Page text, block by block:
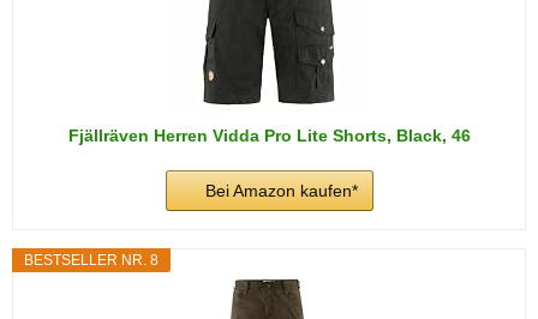
Fjällräven Herren Vidda Pro Lite Shorts, Black, 46
Bei Amazon kaufen*
BESTSELLER NR. 8